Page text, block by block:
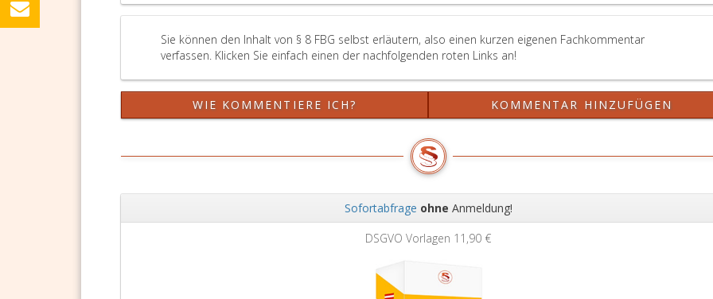
Sie können den Inhalt von § 8 FBG selbst erläutern, also einen kurzen eigenen Fachkommentar
verfassen. Klicken Sie einfach einen der nachfolgenden roten Links an!
WIE KOMMENTIERE ICH? KOMMENTAR HINZUFÜGEN
Sofortabfrage ohne Anmeldung!
DSGVO Vorlagen 11,90 €